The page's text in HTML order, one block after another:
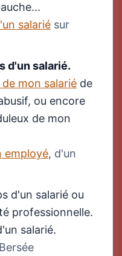
salarié sur
d'un salarié.
mon salarié de
ou encore
de mon
employé, d'un
d'un salarié ou
professionnelle.
salarié.